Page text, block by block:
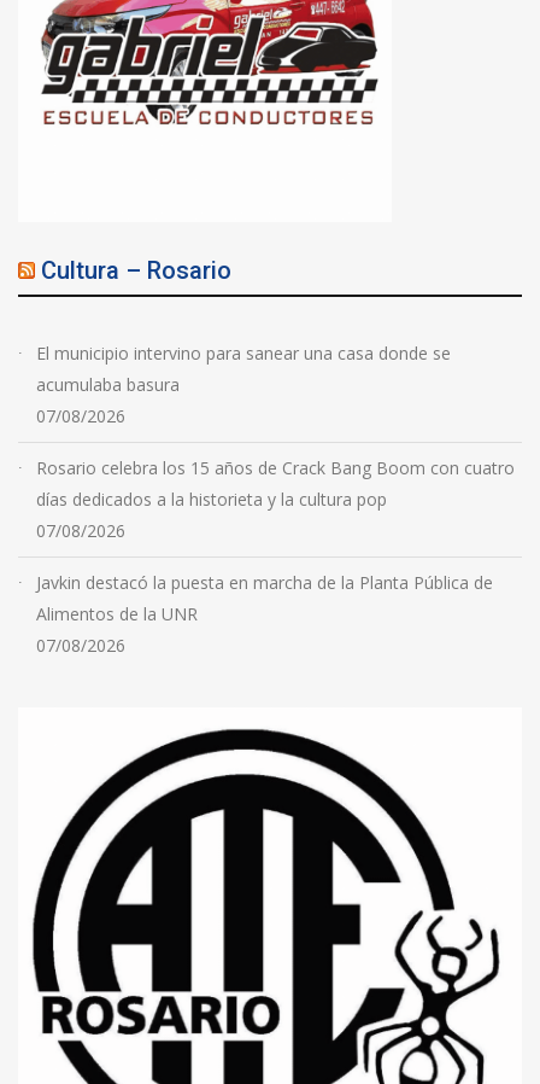
Cultura – Rosario
El municipio intervino para sanear una casa donde se
acumulaba basura
07/08/2026
Rosario celebra los 15 años de Crack Bang Boom con cuatro
días dedicados a la historieta y la cultura pop
07/08/2026
Javkin destacó la puesta en marcha de la Planta Pública de
Alimentos de la UNR
07/08/2026